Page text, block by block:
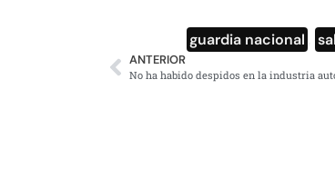
guardia nacional
ANTERIOR
No ha habido despidos en la industria